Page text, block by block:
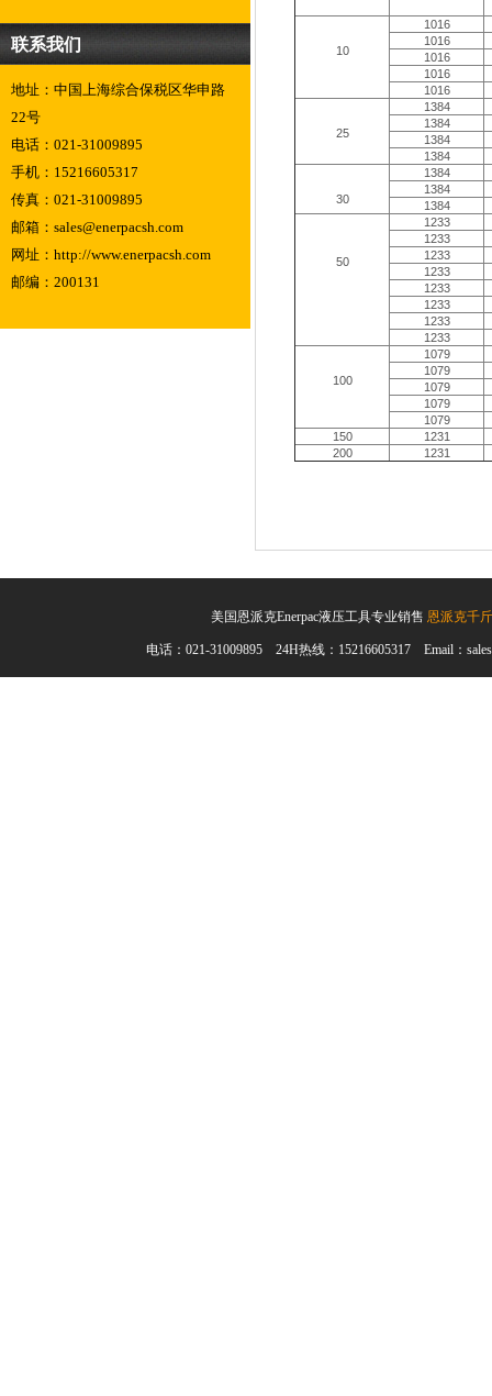
联系我们
地址：中国上海综合保税区华申路
22号
电话：021-31009895
手机：15216605317
传真：021-31009895
邮箱：sales@enerpacsh.com
网址：http://www.enerpacsh.com
邮编：200131
10
1016
1016
1016
1016
1016
25
1384
1384
1384
1384
30
1384
1384
1384
50
1233
1233
1233
1233
1233
1233
1233
1233
100
1079
1079
1079
1079
1079
150
1231
200
1231
美国恩派克Enerpac液压工具专业销售 恩派克千
电话：021-31009895 24H热线：15216605317 Email：